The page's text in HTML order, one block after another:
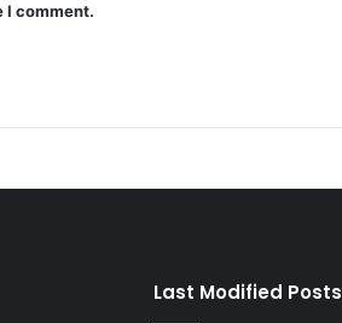
I comment.
Last Modified Posts